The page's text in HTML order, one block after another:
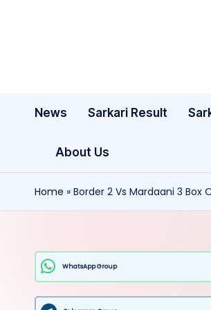
News Sarkari Result
About Us
Home » Border 2 Vs Mardaani 3 Box
WhatsApp Group